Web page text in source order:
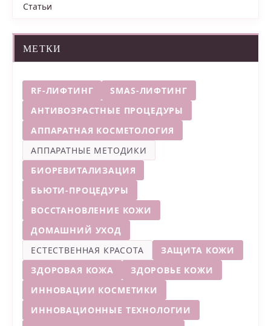
Статьи
МЕТКИ
RF-ЛИФТИНГ
SMAS-ЛИФТИНГ
АНТИВОЗРАСТНЫЕ ПРОЦЕДУРЫ
АППАРАТНАЯ КОСМЕТОЛОГИЯ
АППАРАТНЫЕ МЕТОДИКИ
БИОРЕВИТАЛИЗАЦИЯ
БЬЮТИ-ПРОЦЕДУРЫ
ВОССТАНОВЛЕНИЕ КОЖИ
ДОМАШНИЙ УХОД
ЕСТЕСТВЕННАЯ КРАСОТА
ЗАЩИТА КОЖИ
ЗДОРОВАЯ КОЖА
ЗДОРОВЬЕ КОЖИ
ИННОВАЦИИ КОСМЕТИКИ
ИННОВАЦИОННЫЕ ТЕХНОЛОГИИ